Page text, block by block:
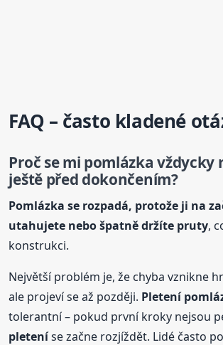
FAQ – často kladené
Proč se mi pomlázka vždycky
ještě před dokončením?
Pomlázka se rozpadá, protože ji na
utahujete nebo špatně držíte pruty,
konstrukci.
Největší problém je, že chyba vznikne
ale projeví se až později. Pletení
tolerantní – pokud první kroky nejsou
pleteníse začne rozjíždět. Lidé často